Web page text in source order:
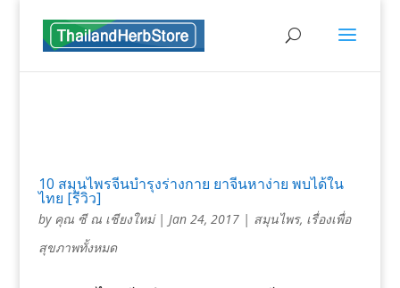
10 สมุนไพรจีนบำรุงร่างกาย ยาจีนหาง่าย พบได้ใน
ไทย [รีวิว]
by คุณ ซี ณ เชียงใหม่| Jan 24, 2017| สมุนไพร, เรื่องเพื่อ
สุขภาพทั้งหมด